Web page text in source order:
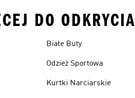
DO ODKRYCIA
Białe Buty
Odzież Sportowa
Kurtki Narciarskie